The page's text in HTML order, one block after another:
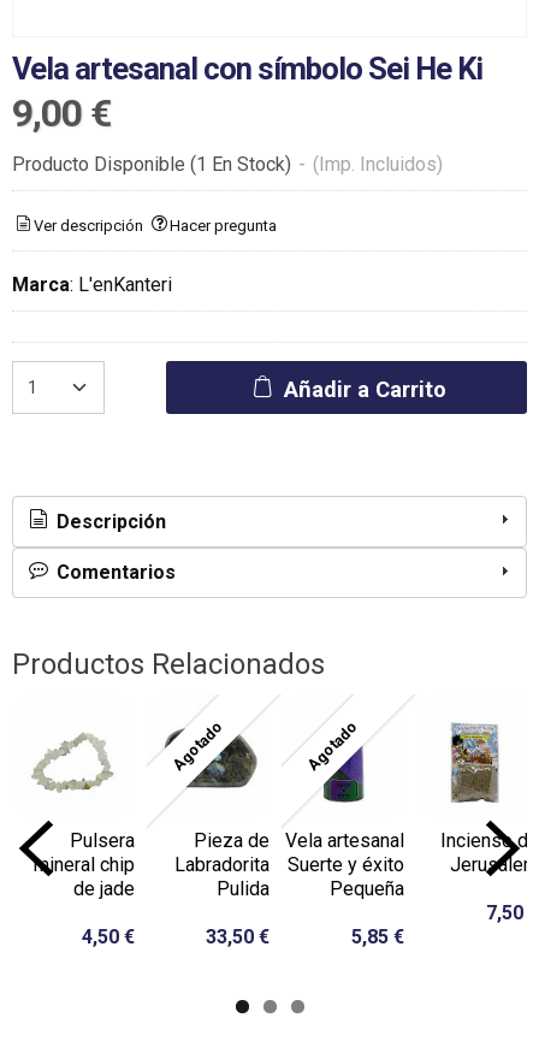
Vela artesanal con símbolo Sei He Ki
9,00 €
Producto Disponible (1 En Stock) - (Imp. Incluidos)
Ver descripción Hacer pregunta
Marca: L'enKanteri
Añadir a Carrito
Descripción
Comentarios
Productos Relacionados
Pulsera
mineral chip
de jade
4,50 €
Agotado
Pieza de
Labradorita
Pulida
33,50 €
Agotado
Vela artesanal
Suerte y éxito
Pequeña
5,85 €
Incienso de
Jerusalem
7,50 €